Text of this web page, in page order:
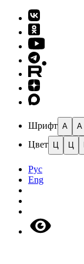
Шрифт A A
Цвет Ц Ц
Рус
Eng